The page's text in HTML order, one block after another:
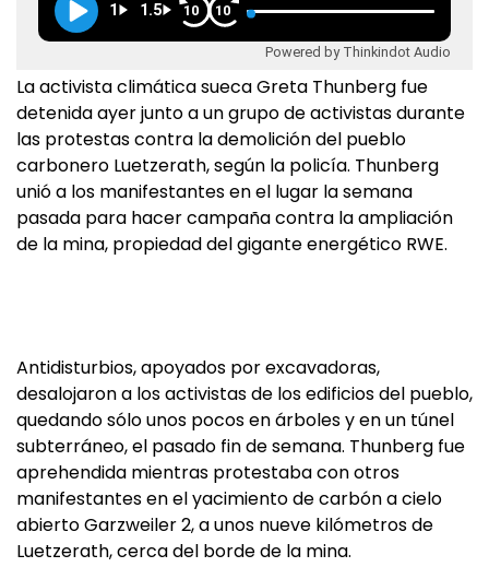
1 1.5 10 10
Powered by Thinkindot Audio
La activista climática sueca Greta Thunberg fue
detenida ayer junto a un grupo de activistas durante
las protestas contra la demolición del pueblo
carbonero Luetzerath, según la policía. Thunberg
unió a los manifestantes en el lugar la semana
pasada para hacer campaña contra la ampliación
de la mina, propiedad del gigante energético RWE.
Antidisturbios, apoyados por excavadoras,
desalojaron a los activistas de los edificios del pueblo,
quedando sólo unos pocos en árboles y en un túnel
subterráneo, el pasado fin de semana. Thunberg fue
aprehendida mientras protestaba con otros
manifestantes en el yacimiento de carbón a cielo
abierto Garzweiler 2, a unos nueve kilómetros de
Luetzerath, cerca del borde de la mina.